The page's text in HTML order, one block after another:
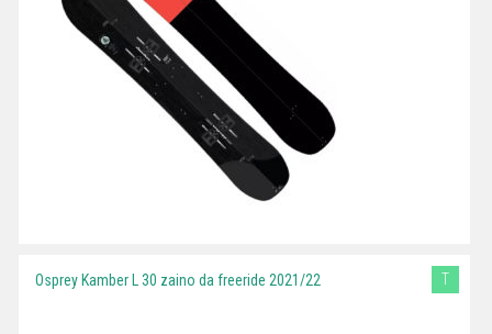
Osprey Kamber L 30 zaino da freeride 2021/22 T